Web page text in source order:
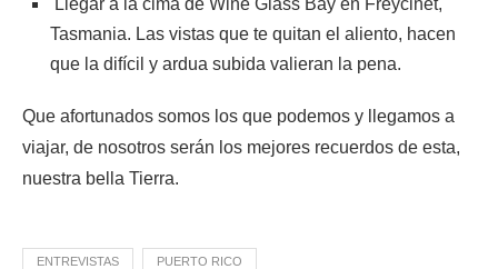
Llegar a la cima de Wine Glass Bay en Freycinet,
Tasmania. Las vistas que te quitan el aliento, hacen
que la difícil y ardua subida valieran la pena.
Que afortunados somos los que podemos y llegamos a
viajar, de nosotros serán los mejores recuerdos de esta,
nuestra bella Tierra.
ENTREVISTAS PUERTO RICO